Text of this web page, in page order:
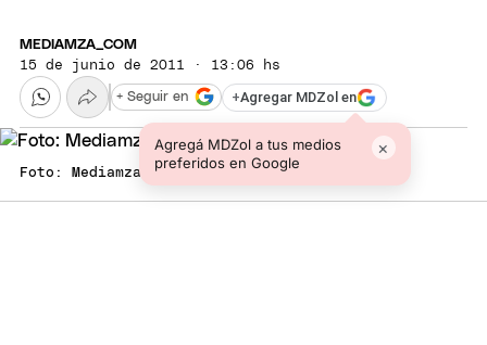
MEDIAMZA_COM
15 de junio de 2011 · 13:06 hs
+Agregar MDZol en
Agregá MDZol a tus medios
preferidos en Google
×
+ Seguir en
Foto: Mediamza.com